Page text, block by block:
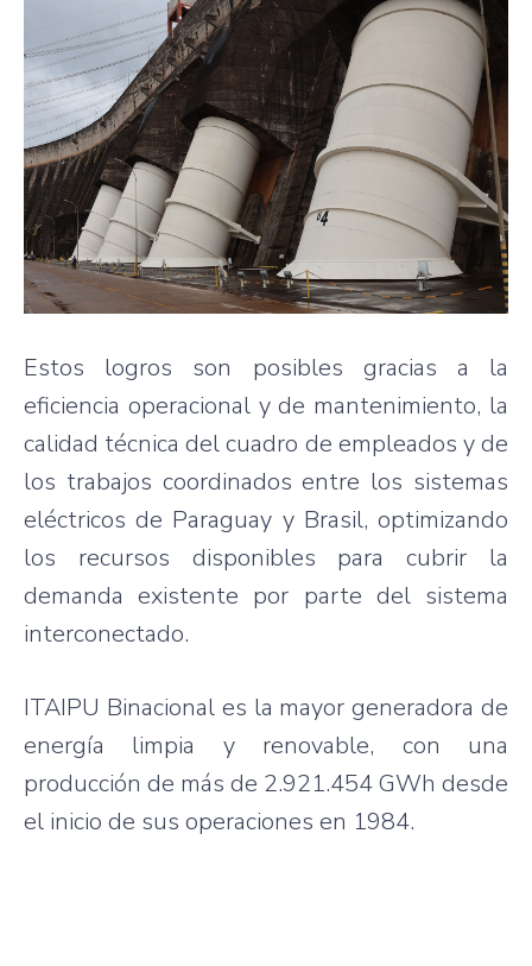
Estos logros son posibles gracias a la
eficiencia operacional y de mantenimiento, la
calidad técnica del cuadro de empleados y de
los trabajos coordinados entre los sistemas
eléctricos de Paraguay y Brasil, optimizando
los recursos disponibles para cubrir la
demanda existente por parte del sistema
interconectado.
ITAIPU Binacional es la mayor generadora de
energía limpia y renovable, con una
producción de más de 2.921.454 GWh desde
el inicio de sus operaciones en 1984.